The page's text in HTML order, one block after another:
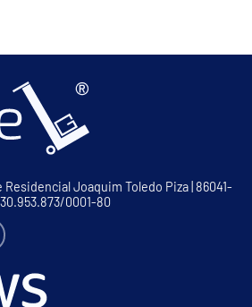
Residencial Joaquim Toledo Piza | 86041-
0001-80